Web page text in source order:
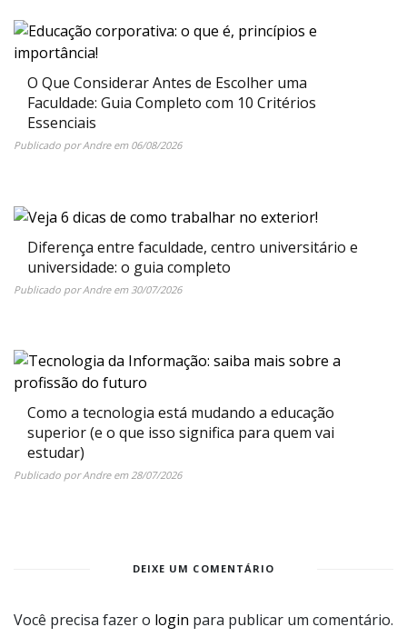
O Que Considerar Antes de Escolher uma
Faculdade: Guia Completo com 10 Critérios
Essenciais
Publicado porAndreem 06/08/2026
Diferença entre faculdade, centro universitário e
universidade: o guia completo
Publicado porAndreem30/07/2026
Como a tecnologia está mudando a educação
superior (e o que isso significa para quem vai
estudar)
Publicado porAndreem28/07/2026
DEIXE UM COMENTÁRIO
Você precisa fazer o login para publicar um comentário.